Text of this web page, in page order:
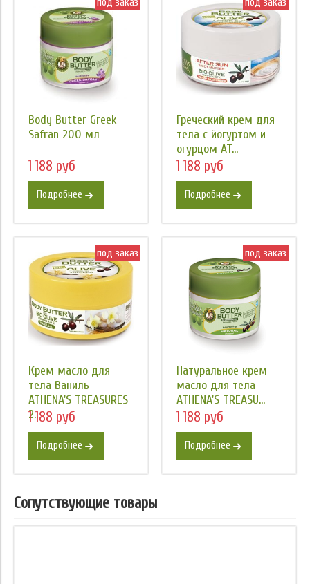
Body Butter Greek
Safran 200 мл
1 188 руб
Подробнее
Греческий крем для
тела с йогуртом и
огурцом AT...
1 188 руб
Подробнее
под заказ
Крем масло для
тела Ваниль
ATHENA'S TREASURES
2...
1 188 руб
Подробнее
под заказ
Натуральное крем
масло для тела
ATHENA'S TREASU...
1 188 руб
Подробнее
Сопутствующие товары